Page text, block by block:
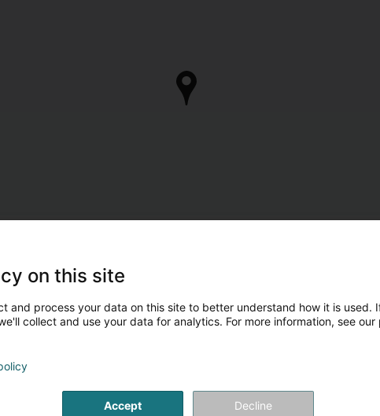
on this site
and process your data on this site to better understand how it is used.
collect and use your data for analytics. For more information, see our
Accept Decline